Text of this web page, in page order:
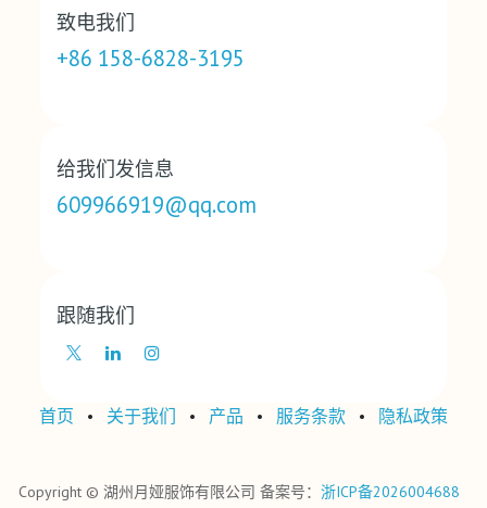
致电我们
+86 158-6828-3195
给我们发信息
609966919@qq.com
跟随我们
首页 • 关于我们 • 产品 • ‎服务条款‎ • ‎隐私政策‎
Copyright © 湖州月娅服饰有限公司 备案号： 浙ICP备2026004688